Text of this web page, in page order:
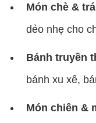
Món chè &
dẻo nhẹ cho
Bánh truyền
bánh xu xê,
Món chiên &